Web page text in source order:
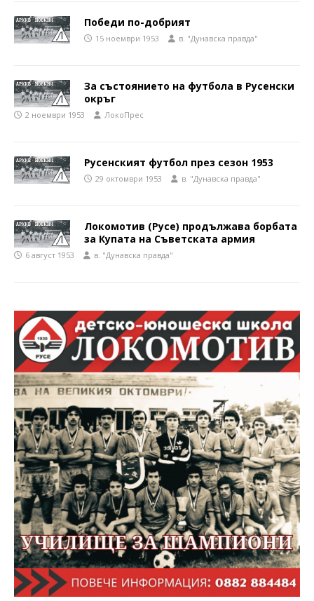
Победи по-добрият
15 ноември 1953 в. "Дунавска правда"
За състоянието на футбола в Русенски
окръг
2 ноември 1953 ЛокоПрес
Русенският футбол през сезон 1953
29 октомври 1953 в. "Дунавска правда"
Локомотив (Русе) продължава борбата
за Купата на Съветската армия
6 август 1953 в. "Дунавска правда"